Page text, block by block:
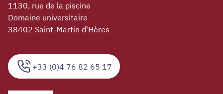
+33 (0)4 76 82 65 17
1130, rue de la piscine
Domaine universitaire
38402 Saint-Martin d'Hères